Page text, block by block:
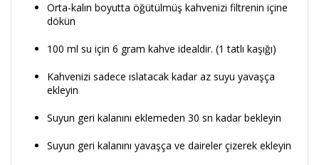
Orta-kalın boyutta öğütülmüş kahvenizi filtrenin içine
dökün
100 ml su için 6 gram kahve idealdir. (1 tatlı kaşığı)
Kahvenizi sadece ıslatacak kadar az suyu yavaşça
ekleyin
Suyun geri kalanını eklemeden 30 sn kadar bekleyin
Suyun geri kalanını yavaşça ve daireler çizerek ekleyin